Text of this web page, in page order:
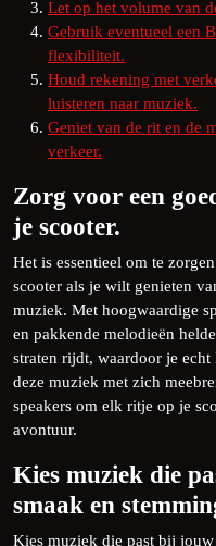
Let op het volume van
Gebruik eventueel een
flexibiliteit.
Houd rekening met
luisteren naar muziek.
Geniet van de rit en de
verkeer.
Zorg voor een
je scooter.
Het is essentieel om te
scooter als je wilt genieten
muziek. Met hoogwaardige
en pakkende melodieën
straten rijdt, waardoor je
deze muziek met zich
speakers om elk ritje op je
avontuur.
Kies muziek die
smaak en
Kies muziek die past bij